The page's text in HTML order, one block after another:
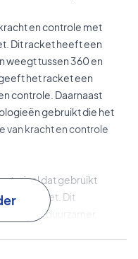
en controle met
Dit racket heeft een
weegt tussen 360 en
het racket een
controle. Daarnaast
gebruikt die het
van kracht en controle
dat gebruikt
het racket. Dit
als duurzamer.